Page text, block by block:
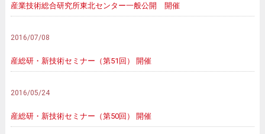
産業技術総合研究所東北センター一般公開 開催
2016/07/08
産総研・新技術セミナー（第51回） 開催
2016/05/24
産総研・新技術セミナー（第50回） 開催